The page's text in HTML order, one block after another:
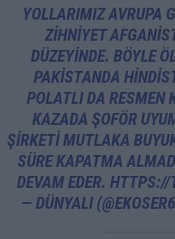
YOLLARIMIZ AVRUPA
ZIHNIYET
DÜZEYINDE. BÖYLE
PAKISTANDA
POLATLI DA RESMEN
KAZADA ŞOFÖR
ŞIRKETI MUTLAKA
SÜRE KAPATMA
DEVAM EDER. HTTPS://
— DÜNYALI